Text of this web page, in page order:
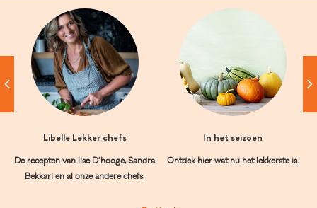
Libelle Lekker chefs
De recepten van Ilse D’hooge, Sandra
Bekkari en al onze andere chefs.
In het seizoen
Ontdek hier wat nú het lekkerste is.